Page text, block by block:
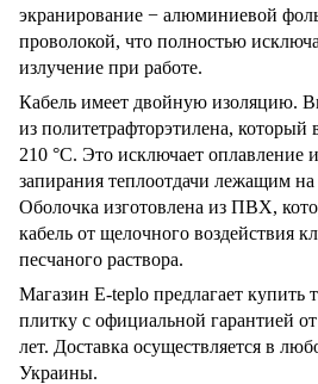
экранирование − алюминиевой
проволокой, что полностью
излучение при работе.
Кабель имеет двойную изоляцию.
из политетрафторэтилена, который
210 °C. Это исключает оплавление
запирания теплоотдачи лежащим
Оболочка изготовлена из ПВХ,
кабель от щелочного воздействия
песчаного раствора.
Магазин E-teplo предлагает
плитку с официальной гарантией
лет. Доставка осуществляется в
Украины.